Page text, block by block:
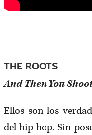
THE ROOTS
And Then You
Ellos son los
del hip hop. Sin